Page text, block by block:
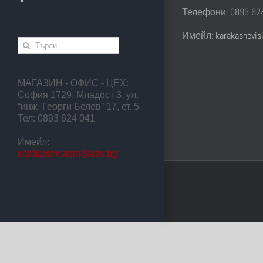
МАГАЗИН - ОФИС - ЦЕХ:
София 1729, Младост 3, ул.
“инж. Георги Белов” 17, ет. 5
Тел: 0893 624 041
Имейл:
karakashevisin@abv.bg
Търсене
...
Телефони: 0893
Имейл: